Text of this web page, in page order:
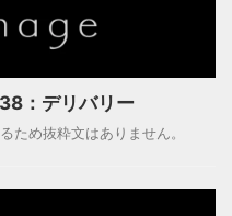
：デリバリー
ため抜粋文はありません。